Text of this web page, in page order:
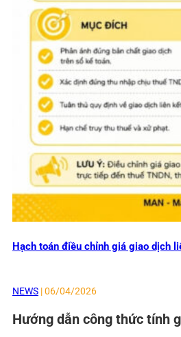
Hạch toán điều chỉnh giá giao dịch
NEWS | 06/04/2026
Hướng dẫn công thức tính